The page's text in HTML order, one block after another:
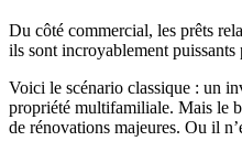
Du côté commercial, les prêts
ils sont incroyablement puissants
Voici le scénario classique : un
propriété multifamiliale. Mais le
de rénovations majeures. Ou il